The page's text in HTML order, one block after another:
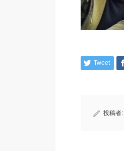
Tweet
投稿者: